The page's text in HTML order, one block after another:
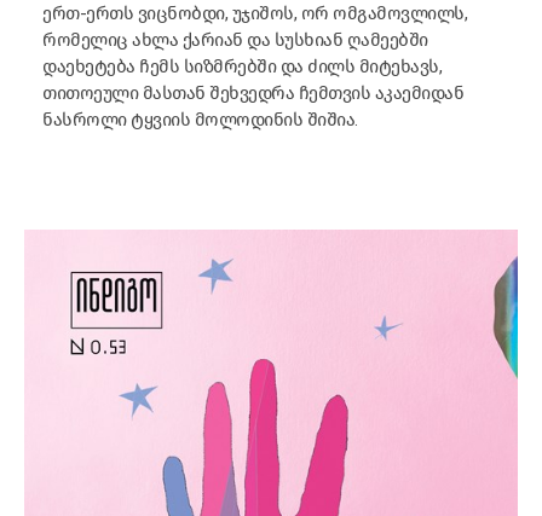
ერთ-ერთს ვიცნობდი, უჯიშოს, ორ ომგამოვლილს,
რომელიც ახლა ქარიან და სუსხიან ღამეებში
დაეხეტება ჩემს სიზმრებში და ძილს მიტეხავს,
თითოეული მასთან შეხვედრა ჩემთვის აკაემიდან
ნასროლი ტყვიის მოლოდინის შიშია.